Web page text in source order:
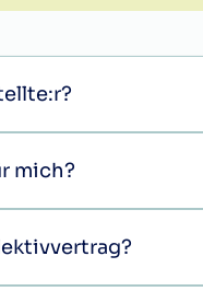
mich?